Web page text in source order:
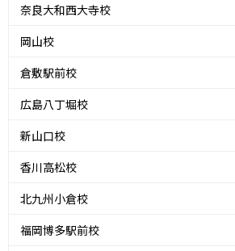
奈良大和西大寺校
岡山校
倉敷駅前校
広島八丁堀校
新山口校
香川高松校
北九州小倉校
福岡博多駅前校